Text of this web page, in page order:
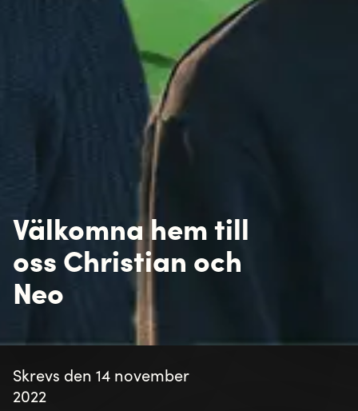
Välkomna hem till
oss Christian och
Neo
Skrevs den 14 november
2022